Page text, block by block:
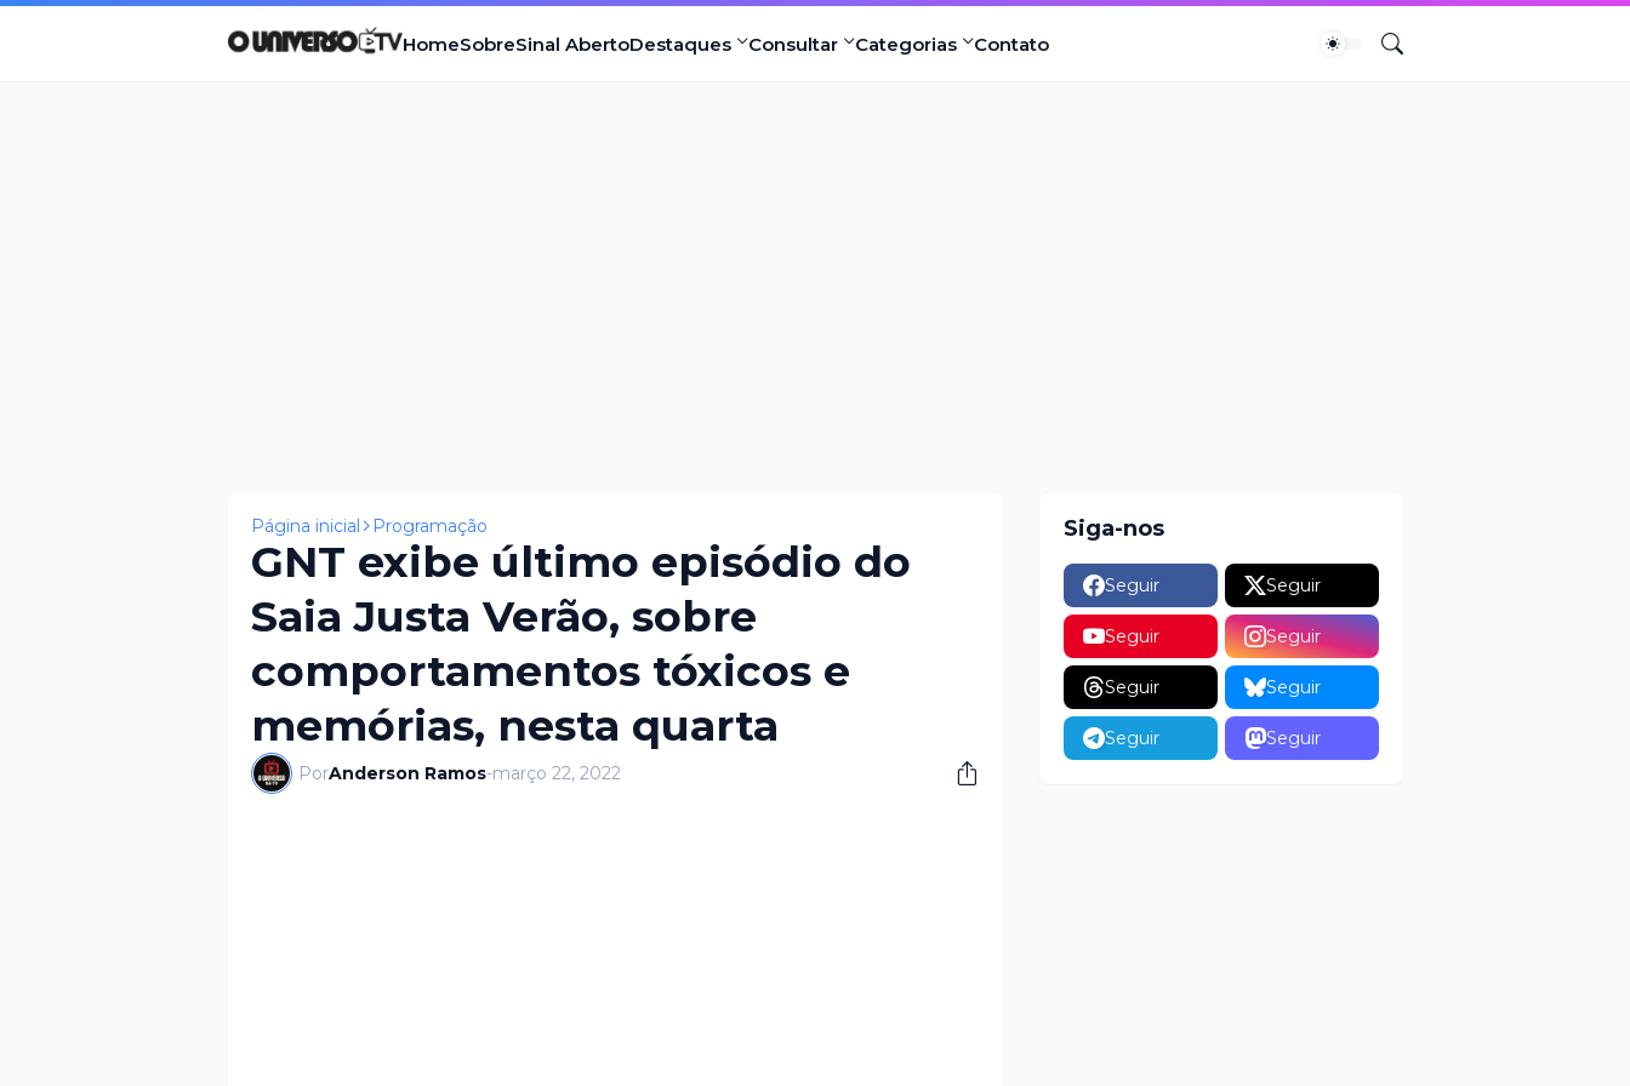
HomeSobreSinal AbertoDestaques Consultar Categorias Contato
Página inicial Programação
GNT exibe último episódio do
Saia Justa Verão, sobre
comportamentos tóxicos e
memórias, nesta quarta
PorAnderson Ramos-março 22, 2022
Siga-nos
Seguir Seguir
Seguir Seguir
Seguir Seguir
Seguir Seguir